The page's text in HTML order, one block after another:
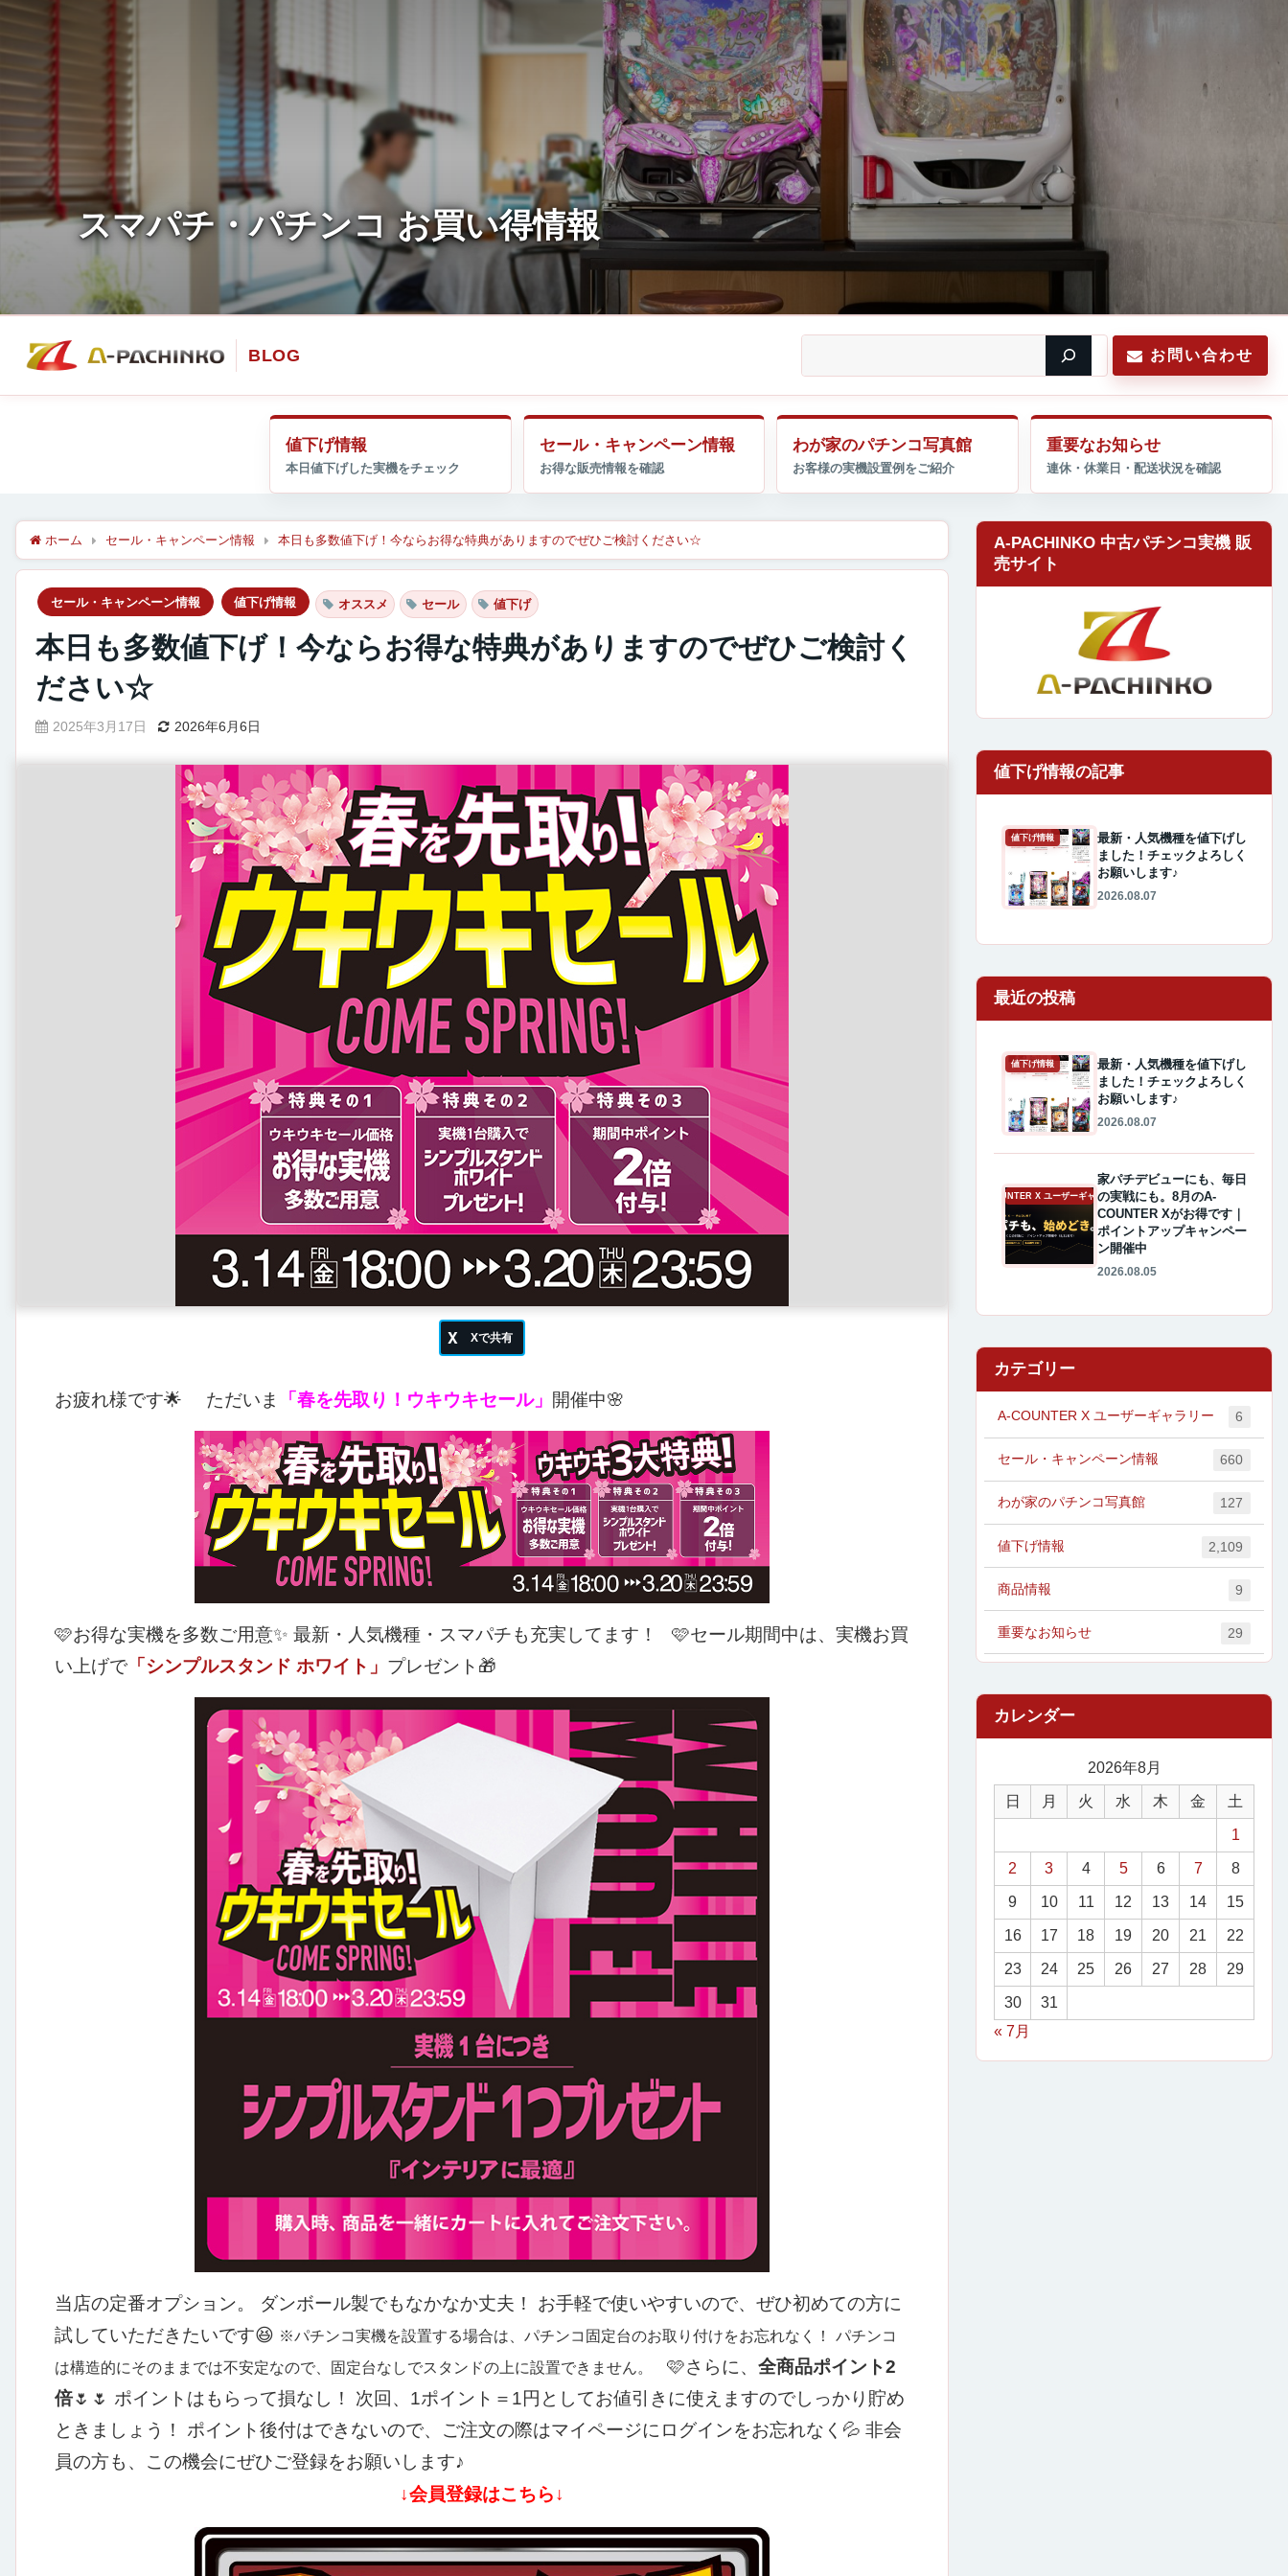
お問い合わせ
値下げ情報 セール・キャンペーン情報 わが家のパチンコ写真館 重要なお知らせ
ホーム セール・キャンペーン情報 本日も多数値下げ！今ならお得な特典がありますのでぜひご検討ください☆
セール・キャンペーン情報 値下げ情報 オススメ セール 値下げ
本日も多数値下げ！今ならお得な特典がありますのでぜひご検討く
ださい☆
2025年3月17日 2026年6月6日
お疲れ様です🌟 ただいま 「春を先取り！ウキウキセール」 開催中🌸
🩷お得な実機を多数ご用意✨ 最新・人気機種・スマパチも充実してます！
🩷セール期間中は、実機お買
い上げで 「シンプルスタンド ホワイト」 プレゼント🎁
当店の定番オプション。 ダンボール製でもなかなか丈夫！
お手軽で使いやすいので、ぜひ初めての方に
試していただきたいです😆 ※パチンコ実機を設置する場合は、パチンコ固定台のお取り付けをお忘れなく！
パチンコ
は構造的にそのままでは不安定なので、固定台なしでスタンドの上に設置できません。
🩷さらに、 全商品ポイント2
倍🌷🌷 ポイントはもらって損なし！
次回、1ポイント＝1円としてお値引きに使えますのでしっかり貯め
ときましょう！
ポイント後付はできないので、ご注文の際はマイページにログインをお忘れなく💦 非会
員の方も、この機会にぜひご登録をお願いします♪
↓会員登録はこちら↓
A-PACHINKO 中古パチンコ実機 販
売サイト
値下げ情報
最新・人気機種を値下げし
ました！チェックよろしく
お願いします♪
2026.08.07
最近の投稿
値下げ情報
最新・人気機種を値下げし
ました！チェックよろしく
お願いします♪
2026.08.07
A-COUNTER X ユーザーギャラリー
家パチデビューにも、毎日
の実戦にも。8月のA-
COUNTER Xがお得です｜
ポイントアップキャンペー
ン開催中
2026.08.05
カテゴリー
A-COUNTER X ユーザーギャラリー 6
セール・キャンペーン情報 660
わが家のパチンコ写真館 127
値下げ情報 2,109
商品情報 9
重要なお知らせ 29
2026年8月
日 月 火 水 木 金 土
1
2 3 4 5 6 7 8
9 10 11 12 13 14 15
16 17 18 19 20 21 22
23 24 25 26 27 28 29
30
31
« 7月